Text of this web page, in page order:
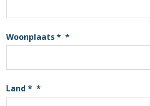
Woonplaats * *
Land * *